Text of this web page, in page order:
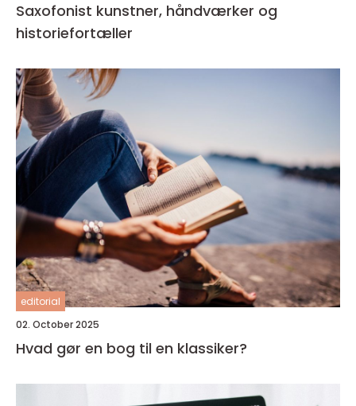
Saxofonist kunstner, håndværker og
historiefortæller
editorial
02. October 2025
Hvad gør en bog til en klassiker?